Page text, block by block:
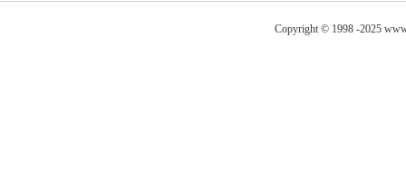
Copyright © 1998 -2025